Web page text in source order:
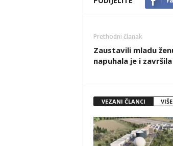
Prethodni članak
Zaustavili mladu
napuhala je i
VEZANI ČLANCI